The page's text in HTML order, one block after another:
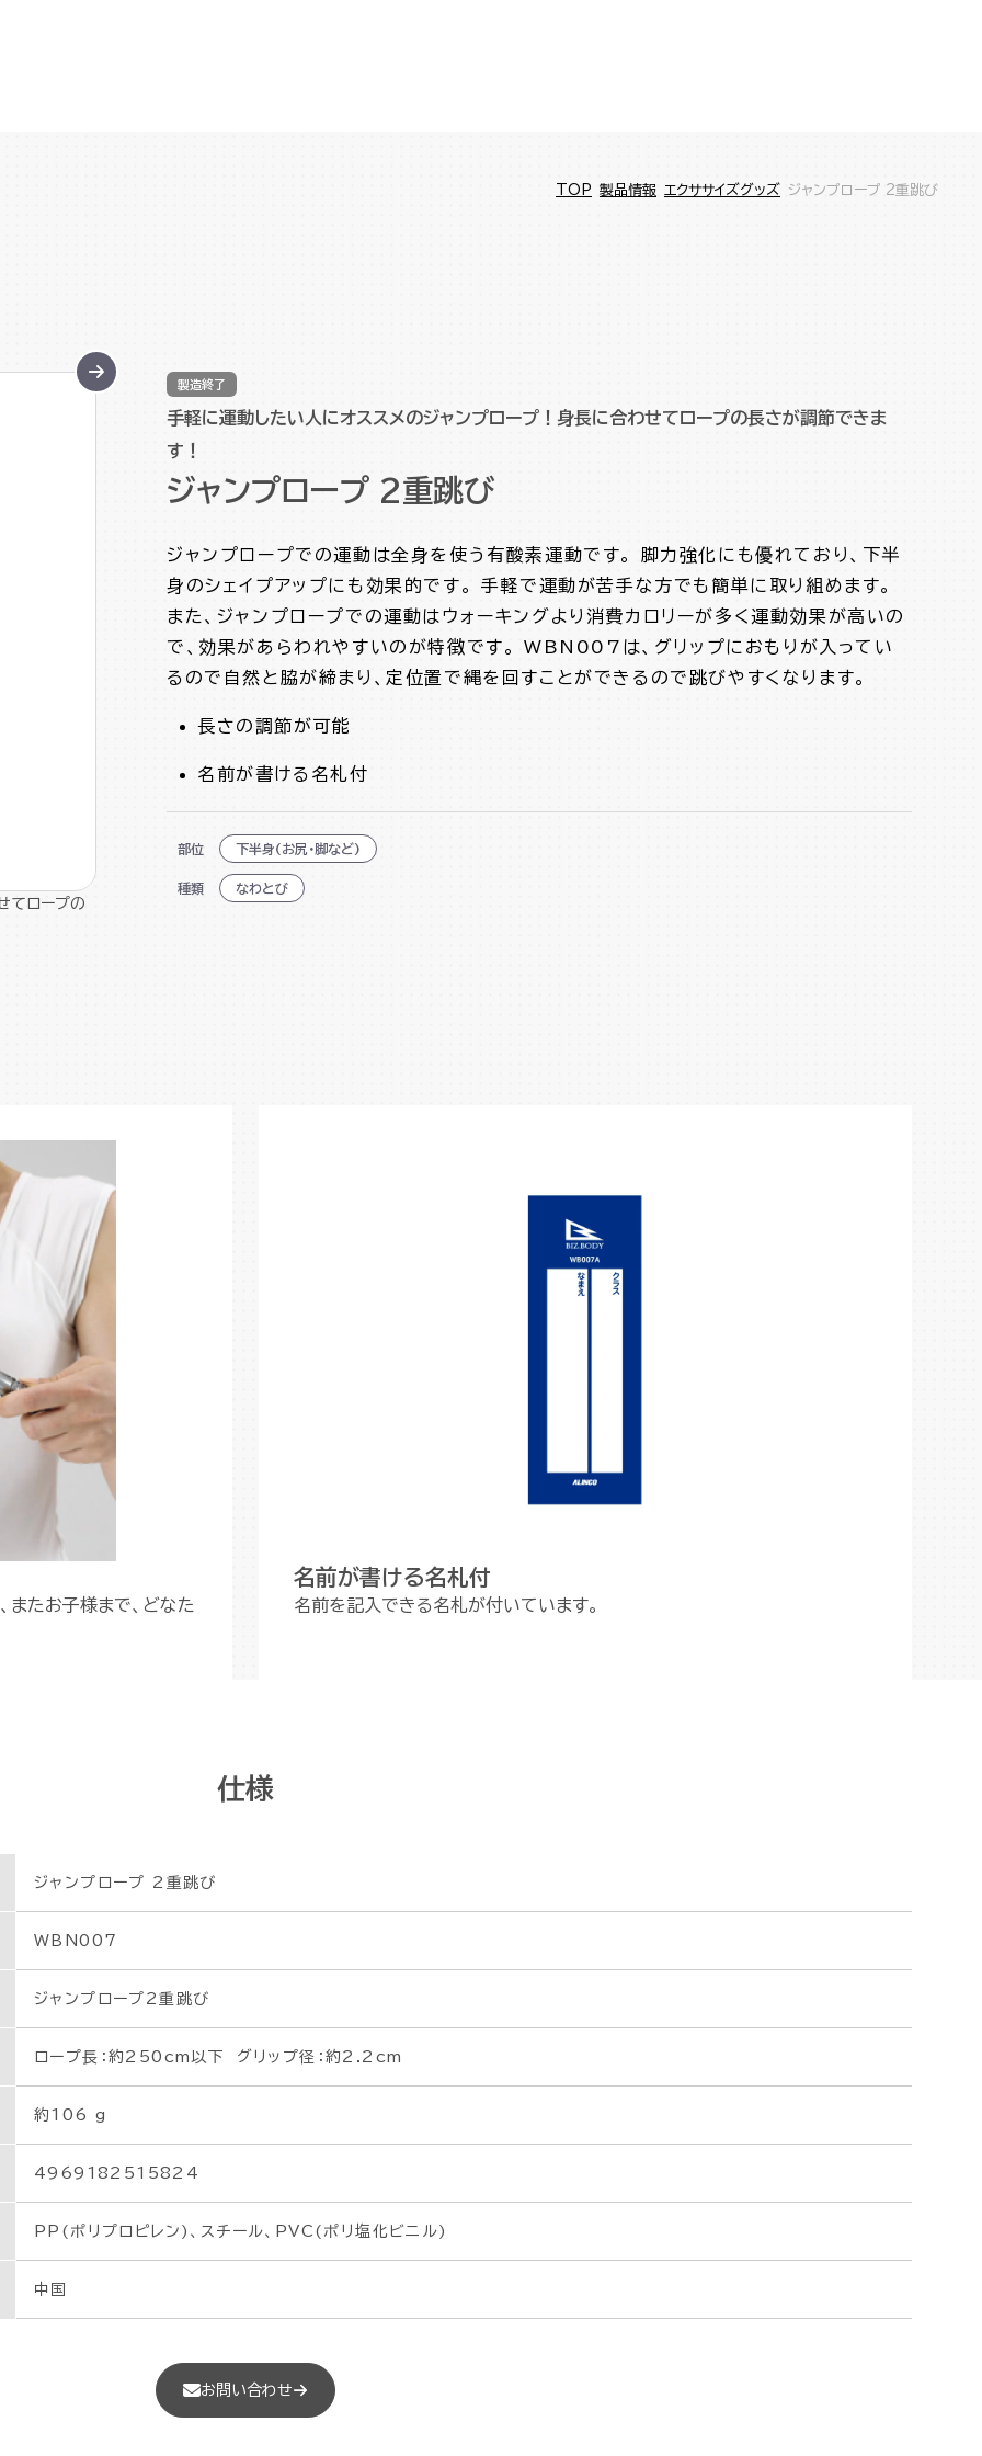
TOP 製品情報 エクササイズグッズ ジャンプロープ 2重跳び
製造終了
手軽に運動したい人にオススメのジャンプロープ！身長に合わせてロープの長さが調節できま
す！
ジャンプロープ 2重跳び
てロープの
ジャンプロープでの運動は全身を使う有酸素運動です。 脚力強化にも優れており、下半
身のシェイプアップにも効果的です。 手軽で運動が苦手な方でも簡単に取り組めます。
また、ジャンプロープでの運動はウォーキングより消費カロリーが多く運動効果が高いの
で、効果があらわれやすいのが特徴です。 WBN007は、グリップにおもりが入ってい
るので自然と脇が締まり、定位置で縄を回すことができるので跳びやすくなります。
長さの調節が可能
名前が書ける名札付
部位 下半身(お尻・脚など)
種類 なわとび
またお子様まで、どなた
名前が書ける名札付
名前を記入できる名札が付いています。
仕様
ジャンプロープ 2重跳び
WBN007
ジャンプロープ2重跳び
ロープ長：約250cm以下 グリップ径：約2.2cm
約106 g
4969182515824
PP(ポリプロピレン)、スチール、PVC(ポリ塩化ビニル)
中国
お問い合わせ